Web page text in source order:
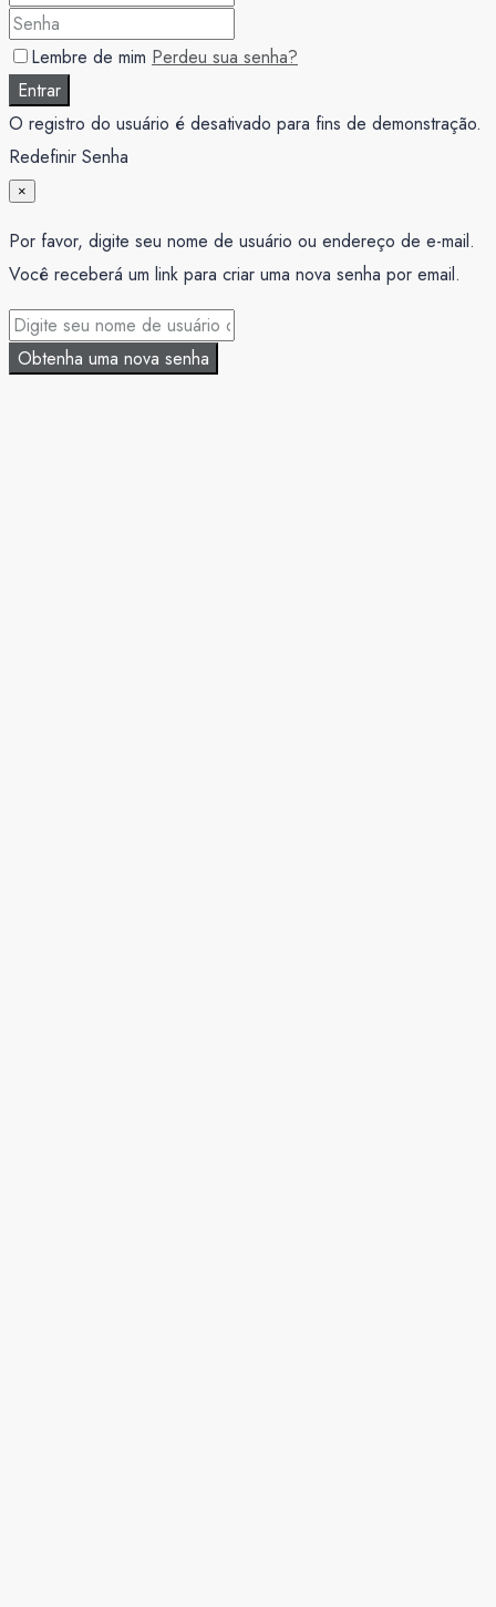
Lembre de mim Perdeu sua senha?
Entrar
O registro do usuário é desativado para fins de demonstração.
Redefinir Senha
×
Por favor, digite seu nome de usuário ou endereço de e-mail.
Você receberá um link para criar uma nova senha por email.
Obtenha uma nova senha